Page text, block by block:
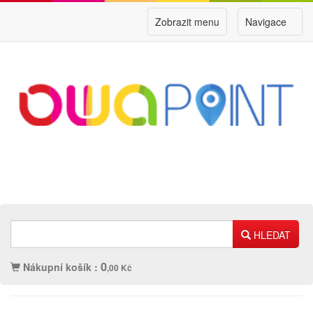
Navigace
Zobrazit menu
HLEDAT
Nákupní košík : 0,00 Kč